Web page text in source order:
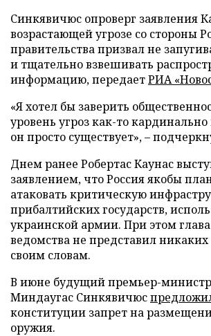
Синкявичюс опроверг заявления
возрастающей угрозе со стороны
правительства призвал не
и тщательно взвешивать
информацию, передаетРИА
«Я хотел бы заверить
уровень угроз как-то
он просто существует», –
Днем ранее Робертас Каунас
заявлением, что Россия якобы
атаковать критическую
прибалтийских государств,
украинской армии. При этом
ведомства не представил никаких
своим словам.
В июне будущий премьер-
Миндаугас Синкявичюс
конституции запрет на
оружия.